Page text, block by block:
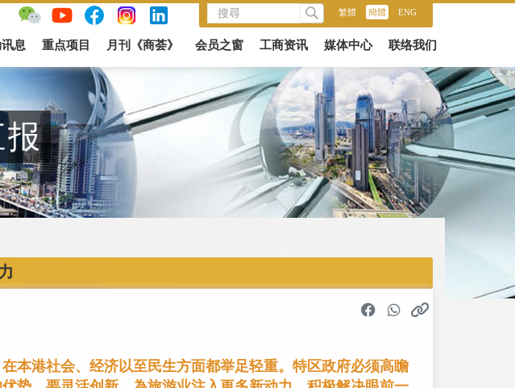
繁體 簡體 ENG
息 重点项目 月刊《商荟》 会员之窗 工商资讯 媒体中心 联络我们
报
本港社会、经济以至民生方面都举足轻重。特区政府必须高瞻